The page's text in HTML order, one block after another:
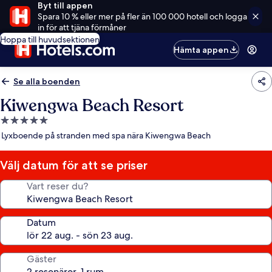
Byt till appen
Spara 10 % eller mer på fler än 100 000 hotell och logga
in för att tjäna förmåner
Hoppa till huvudsektionen
Hämta appen
Se alla boenden
Kiwengwa Beach Resort
5.0-
stjärnigt
Lyxboende på stranden med spa nära Kiwengwa Beach
Välj datum för att se priser
Vart reser du?
Datum
Gäster